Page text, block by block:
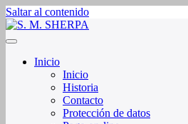
Saltar al contenido
S. M. SHERPA
Sociedad de Montaña Sherpa de La Rioja
Inicio
Inicio
Historia
Contacto
Protección de datos